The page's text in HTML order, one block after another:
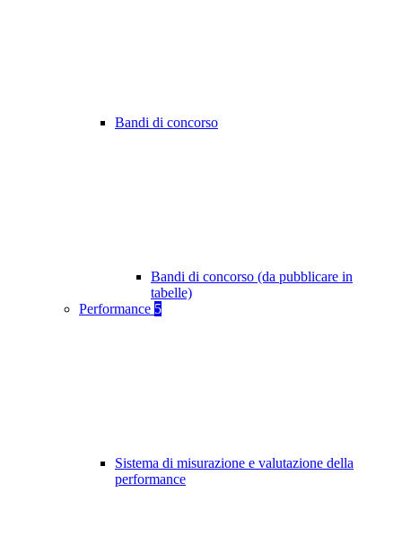
Bandi di concorso
Bandi di concorso (da pubblicare in
tabelle)
Performance 5
Sistema di misurazione e valutazione della
performance